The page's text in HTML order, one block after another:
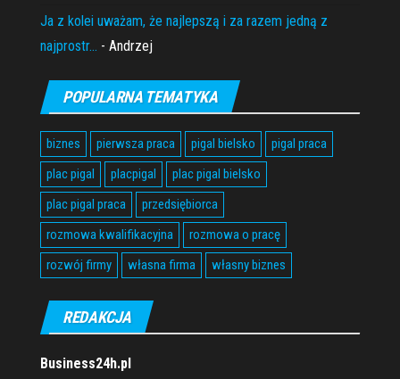
Ja z kolei uważam, że najlepszą i za razem jedną z
najprostr... - Andrzej
POPULARNA TEMATYKA
biznes pierwsza praca pigal bielsko
pigal praca
plac pigal
placpigal
plac pigal bielsko
plac pigal praca
przedsiębiorca
rozmowa kwalifikacyjna
rozmowa o pracę
rozwój firmy
własna firma własny biznes
REDAKCJA
Business24h.pl